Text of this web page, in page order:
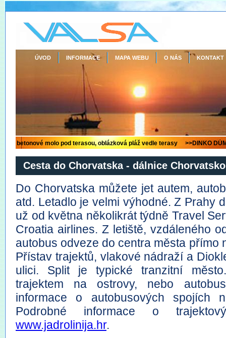
ÚVOD INFORMACE MAPA WEBU O NÁS KONTAKT
Cesta do Chorvatska - dálnice Chorvatsko
Do Chorvatska můžete jet autem,
atd. Letadlo je velmi výhodné. Z Prahy
už od května několikrát týdně Travel
Croatia airlines. Z letiště, vzdáleného
autobus odveze do centra města přímo
Přístav trajektů, vlakové nádraží a
ulici. Split je typické tranzitní
trajektem na ostrovy, nebo
informace o autobusových spojích
Podrobné informace o
www.jadrolinija.hr.